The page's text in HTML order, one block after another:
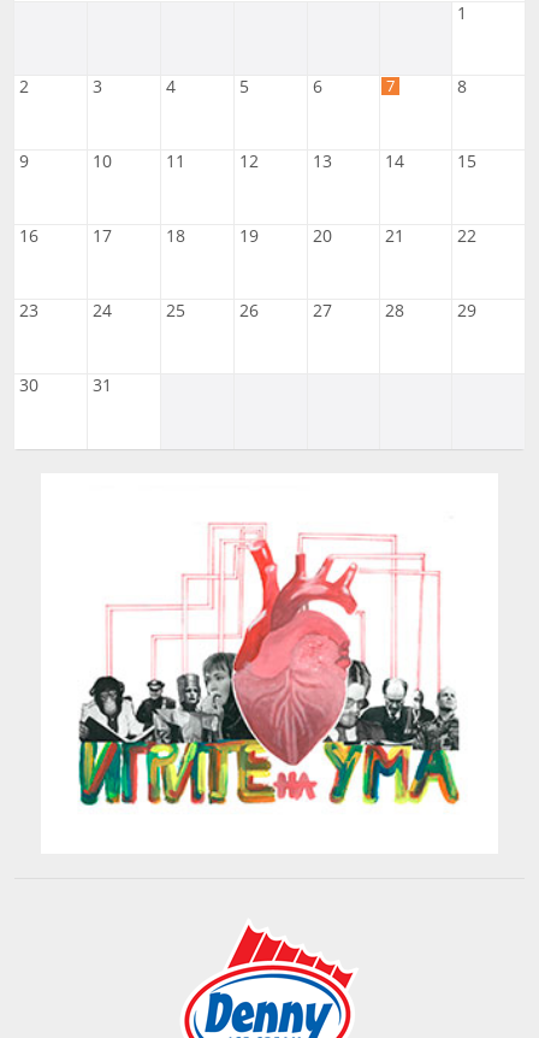
1
2 3 4 5 6 7 8
9 10 11 12 13 14 15
16 17 18 19 20 21 22
23 24 25 26 27 28 29
30 31